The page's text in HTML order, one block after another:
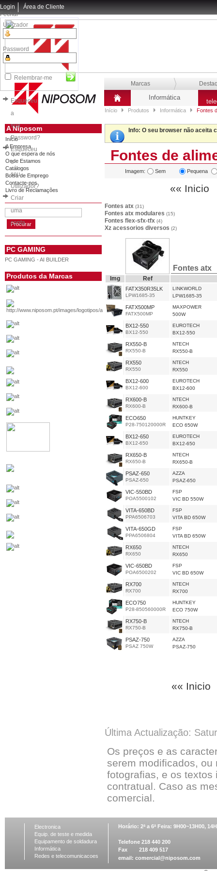
Login
Fechar
Utilizador
Password
Relembrar-me
Esqueceu
a
sua
Password?
Esqueceu
o
seu
Utilizador?
Criar
uma
conta
Área de Cliente
Marcas
Informática
Início Produtos Informática Fontes
A Niposom
Início
A Empresa
O que espera de nós
Onde Estamos
Catálogos
Bolsa de Emprego
Contacte-nos
Livro de Reclamações
PC GAMING
PC GAMING - AI BUILDER
Produtos da Marcas
Info: O seu browser não aceita
Fontes de
Imagem: Sem Pequena
«« Inicio
Fontes atx (31)
Fontes atx modulares (15)
Fontes flex-sfx-tfx (4)
Xz acessorios diversos (2)
Fontes atx
Img Ref
FATX350R35LK
LPW1685-35
LINKWORLD
LPW1685-35
FATX500MP
FATX500MP
MAXPOWER
500W
BX12-550
BX12-550
EUROTECH
BX12-550
RX550-B
RX550-B
NTECH
RX550-B
RX550
RX550
NTECH
RX550
BX12-600
BX12-600
EUROTECH
BX12-600
RX600-B
RX600-B
NTECH
RX600-B
ECO650
P28-750120000R
HUNTKEY
ECO 650W
BX12-650
BX12-650
EUROTECH
BX12-650
RX650-B
RX650-B
NTECH
RX650-B
PSAZ-650
PSAZ-650
AZZA
PSAZ-650
VIC-550BD
POA5500102
FSP
VIC BD 550W
VITA-650BD
PPA6506703
FSP
VITA BD 650W
VITA-650GD
PPA6506804
FSP
VITA BD 650W
RX650
RX650
NTECH
RX650
VIC-650BD
POA6500202
FSP
VIC BD 650W
RX700
RX700
NTECH
RX700
ECO750
P28-850560000R
HUNTKEY
ECO 750W
RX750-B
RX750-B
NTECH
RX750-B
PSAZ-750
PSAZ 750W
AZZA
PSAZ-750
«« Inicio
Última Actualização:
Os preços e as
serem modificados, ou
fotografias, e os
contratual. Caso as
comercial.
Electronica
Equip. de teste e medida
Equipamento de soldadura
Informática
Redes e telecomunicacoes
Horário: 2ª a 6ª Feira: 9H00~13H00,
Telefone 218 440 200
Fax 218 409 517
email: comercial@niposom.com